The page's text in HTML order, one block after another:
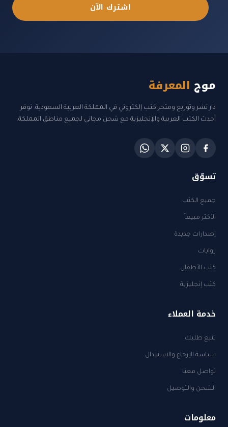
اشترك الآن
موج المعرفة
دار نشر وتوزيع ومتجر كتب إلكتروني في المملكة العربية السعودية. نوفر
أحدث الكتب العربية والإنجليزية مع شحن مجاني لجميع مناطق المملكة.
تسوّق
جميع الكتب
الأكثر مبيعاً
إصدارات جديدة
روايات
كتب الأطفال
كتب إنجليزية
خدمة العملاء
تتبع طلبك
سياسة الإرجاع والاستبدال
تواصل معنا
الشحن والتوصيل
معلومات